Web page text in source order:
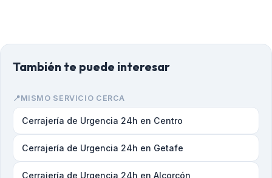
También te puede interesar
📍MISMO SERVICIO CERCA
Cerrajería de Urgencia 24h en Centro
Cerrajería de Urgencia 24h en Getafe
Cerrajería de Urgencia 24h en Alcorcón